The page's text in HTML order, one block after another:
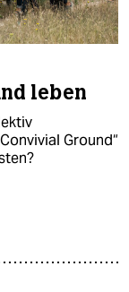
leben
Ground“